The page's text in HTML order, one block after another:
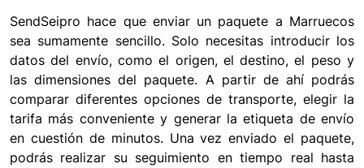
SendSeipro hace que enviar un paquete a Marruecos
sea sumamente sencillo. Solo necesitas introducir los
datos del envío, como el origen, el destino, el peso y
las dimensiones del paquete. A partir de ahí podrás
comparar diferentes opciones de transporte, elegir la
tarifa más conveniente y generar la etiqueta de envío
en cuestión de minutos. Una vez enviado el paquete,
podrás realizar su seguimiento en tiempo real hasta